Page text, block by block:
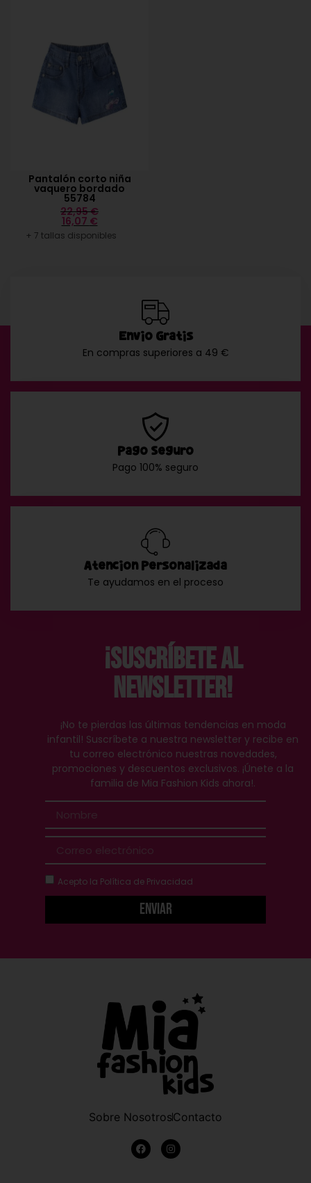
Pantalón corto niña
vaquero bordado
55784
22,95€
16,07 €
+ 7 tallas disponibles
Envío Gratis
En compras superiores a 49 €
Pago Seguro
Pago 100% seguro
Atención Personalizada
Te ayudamos en el proceso
¡Suscríbete al
Newsletter!
¡No te pierdas las últimas tendencias en moda
infantil! Suscríbete a nuestra newsletter y recibe en
tu correo electrónico nuestras novedades,
promociones y descuentos exclusivos. ¡Únete a la
familia de Mia Fashion Kids ahora!.
Acepto la Política de Privacidad
Enviar
Sobre NosotrosContacto